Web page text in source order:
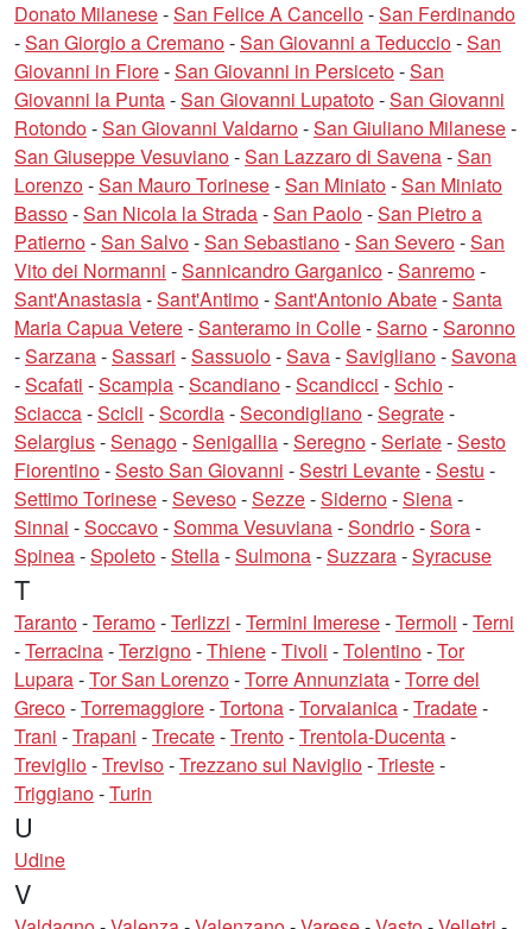
Donato Milanese-San Felice A Cancello-San Ferdinando
-San Giorgio a Cremano-San Giovanni a Teduccio-San
Giovanni in Fiore-San Giovanni in Persiceto-San
Giovanni la Punta-San Giovanni Lupatoto-San Giovanni
Rotondo-San Giovanni Valdarno-San Giuliano Milanese-
San Giuseppe Vesuviano-San Lazzaro di Savena-San
Lorenzo-San Mauro Torinese-San Miniato-San Miniato
Basso-San Nicola la Strada-San Paolo-San Pietro a
Patierno-San Salvo-San Sebastiano-San Severo-San
Vito dei Normanni -Sannicandro Garganico-Sanremo-
Sant'Anastasia-Sant'Antimo-Sant'Antonio Abate-Santa
Maria Capua Vetere-Santeramo in Colle-Sarno-Saronno
-Sarzana-Sassari -Sassuolo-Sava-Savigliano-Savona
-Scafati -Scampia-Scandiano-Scandicci -Schio-
Sciacca-Scicli -Scordia-Secondigliano-Segrate-
Selargius-Senago-Senigallia-Seregno-Seriate-Sesto
Fiorentino-Sesto San Giovanni -Sestri Levante-Sestu -
Settimo Torinese-Seveso-Sezze-Siderno-Siena-
Sinnai -Soccavo-Somma Vesuviana-Sondrio-Sora-
Spinea-Spoleto-Stella-Sulmona-Suzzara-Syracuse
T
Taranto-Teramo-Terlizzi -Termini Imerese-Termoli -Terni
-Terracina-Terzigno-Thiene-Tivoli -Tolentino-Tor
Lupara-Tor San Lorenzo-Torre Annunziata-Torre del
Greco-Torremaggiore-Tortona-Torvaianica-Tradate-
Trani -Trapani -Trecate-Trento-Trentola-Ducenta-
Treviglio-Treviso-Trezzano sul Naviglio-Trieste-
Triggiano-Turin
U
Udine
V